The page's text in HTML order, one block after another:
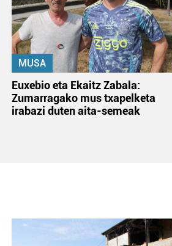
MUSA
Euxebio eta Ekaitz Zabala:
Zumarragako mus txapelketa
irabazi duten aita-semeak